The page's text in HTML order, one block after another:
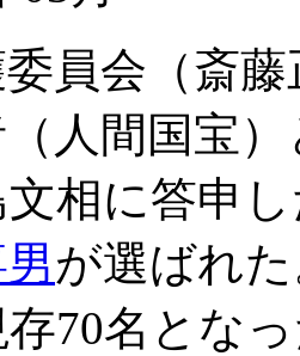
員会（斎
人間国宝
相に答申
が選ばれ
70名とな